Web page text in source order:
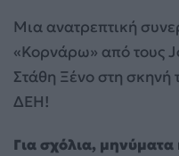
Μια ανατρεπτική
«Κορνάρω» από τoυς
Στάθη Ξένο στη
ΔΕΗ!
Για σχόλια,